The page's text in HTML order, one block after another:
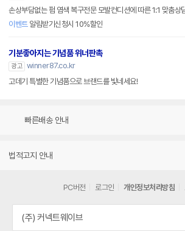
손상부담없는 펌 염색 복구전문 모발컨디션에 따른 1:1 맞춤상
이벤트알림받기신청시 10%할인
기분좋아지는 기념품 위너판촉
광고 winner87.co.kr
고데기 특별한 기념품으로 브랜드를 빛네세요!
빠른배송 안내
법적고지 안내
PC버전 로그인 개인정보처리방침
(주) 커넥트웨이브